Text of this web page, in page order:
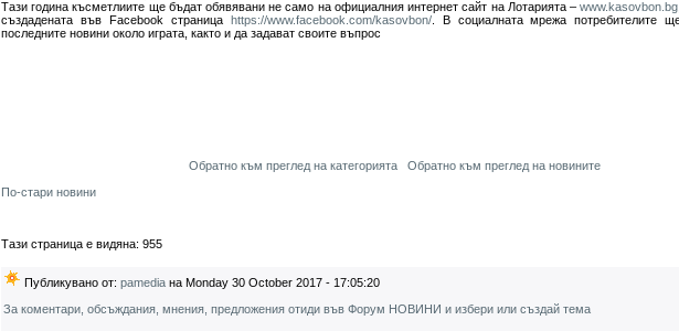
Тази година късметлиите ще бъдат обявявани не само на официалния интернет сайт на Лотарията –www.kasovbon.bg
създадената във Facebook страница https://www.facebook.com/kasovbon/. В социалната мрежа потребителите
последните новини около играта, както и да задават своите въпрос
Обратно към преглед на категорията
Обратно към преглед на новините
По-стари новини
Тази страница е видяна: 955
Публикувано от: pamedia на Monday 30 October 2017 - 17:05:20
За коментари, обсъждания, мнения, предложения отиди във Форум НОВИНИ и избери или създай тема